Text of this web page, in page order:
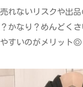
れないリスクや出
かなり？めんどく
すいのがメリット◎